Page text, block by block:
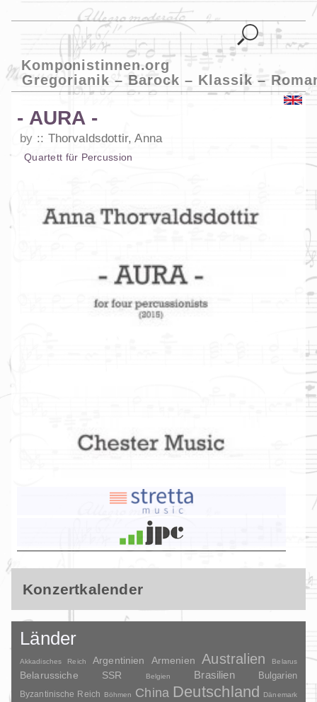
Komponistinnen.org
Gregorianik – Barock – Klassik –
- AURA -
by Thorvaldsdottir, Anna
Quartett für Percussion
Konzertkalender
Länder
Akkadisches Reich Argentinien Armenien Australien Belarus
Belarussiche SSR Belgien Brasilien Bulgarien
Byzantinische Reich Böhmen China Deutschland Dänemark